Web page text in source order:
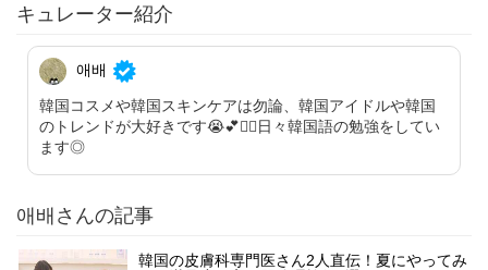
キュレーター紹介
애배
韓国コスメや韓国スキンケアは勿論、韓国アイドルや韓国
のトレンドが大好きです😭💕✋🏻日々韓国語の勉強をしてい
ます◎
애배さんの記事
韓国の皮膚科専門医さん2人直伝！夏にやってみ